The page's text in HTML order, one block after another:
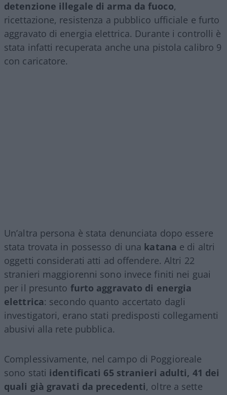
detenzione illegale di arma da fuoco,
ricettazione, resistenza a pubblico ufficiale e furto
aggravato di energia elettrica. Durante i controlli è
stata infatti recuperata anche una pistola calibro 9
con caricatore.
Un’altra persona è stata denunciata dopo essere
stata trovata in possesso di una katana e di altri
oggetti considerati atti ad offendere. Altri 22
stranieri maggiorenni sono invece finiti nei guai
per il presunto furto aggravato di energia
elettrica: secondo quanto accertato dagli
investigatori, erano stati predisposti collegamenti
abusivi alla rete pubblica.
Complessivamente, nel campo di Poggioreale
sono stati identificati 65 stranieri adulti, 41 dei
quali già gravati da precedenti, oltre a sette